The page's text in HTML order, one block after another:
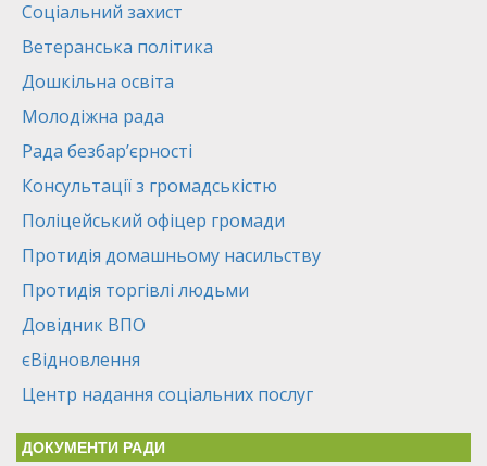
Соціальний захист
Ветеранська політика
Дошкільна освіта
Молодіжна рада
Рада безбар’єрності
Консультації з громадськістю
Поліцейський офіцер громади
Протидія домашньому насильству
Протидія торгівлі людьми
Довідник ВПО
єВідновлення
Центр надання соціальних послуг
ДОКУМЕНТИ РАДИ